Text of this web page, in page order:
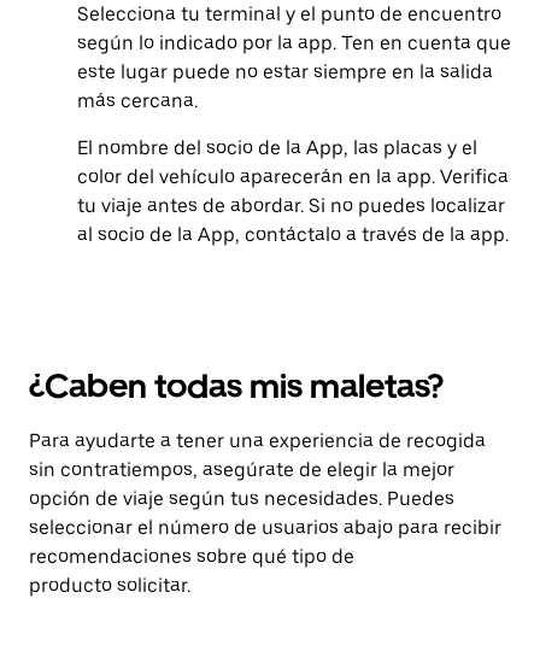
Selecciona tu terminal y el punto de encuentro
según lo indicado por la app. Ten en cuenta que
este lugar puede no estar siempre en la salida
más cercana.
El nombre del socio de la App, las placas y el
color del vehículo aparecerán en la app. Verifica
tu viaje antes de abordar. Si no puedes localizar
al socio de la App, contáctalo a través de la app.
¿Caben todas mis maletas?
Para ayudarte a tener una experiencia de recogida
sin contratiempos, asegúrate de elegir la mejor
opción de viaje según tus necesidades. Puedes
seleccionar el número de usuarios abajo para recibir
recomendaciones sobre qué tipo de
producto solicitar.